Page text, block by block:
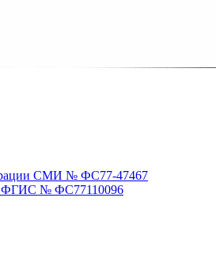
СМИ № ФС77-47467
ФГИС № ФС77110096